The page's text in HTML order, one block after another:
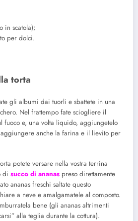
in scatola);
per dolci.
torta
gli albumi dai tuorli e sbattete in una
Nel frattempo fate sciogliere il
fuoco e, una volta liquido, aggiungetelo
anche la farina e il lievito per
potete versare nella vostra terrina
di succo di ananas preso direttamente
ananas freschi saltate questo
a neve e amalgamatele al composto.
bene (gli ananas altrimenti
alla teglia durante la cottura).